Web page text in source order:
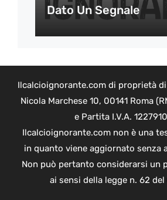
Dato Un Segnale
Ilcalcioignorante.com di proprietà di
Nicola Marchese 10, 00141 Roma
e Partita I.V.A.
Ilcalcioignorante.com non è una
in quanto viene aggiornato senza
Non può pertanto considerarsi un
ai sensi della legge n. 62